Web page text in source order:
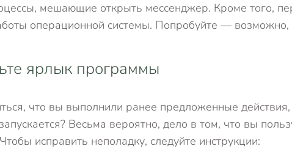
мешающие открыть мессенджер. Кроме того,
операционной системы. Попробуйте —
ярлык программы
что вы выполнили ранее предложенные
Весьма вероятно, дело в том, что вы
исправить неполадку, следуйте инструкции: